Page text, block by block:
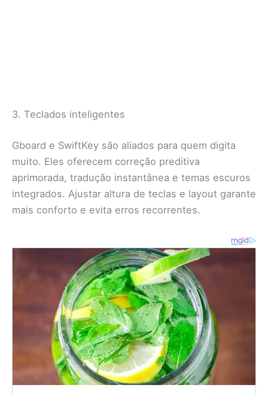
3. Teclados inteligentes
Gboard e SwiftKey são aliados para quem digita
muito. Eles oferecem correção preditiva
aprimorada, tradução instantânea e temas escuros
integrados. Ajustar altura de teclas e layout garante
mais conforto e evita erros recorrentes.